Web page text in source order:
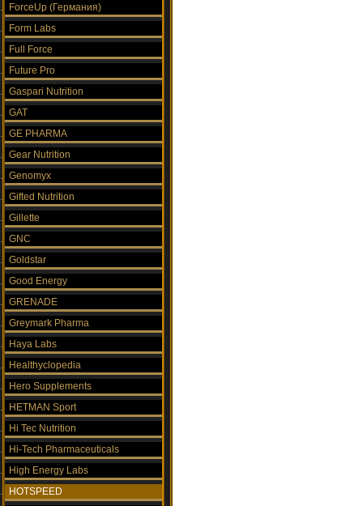
ForceUp (Германия)
Form Labs
Full Force
Future Pro
Gaspari Nutrition
GAT
GE PHARMA
Gear Nutrition
Genomyx
Gifted Nutrition
Gillette
GNC
Goldstar
Good Energy
GRENADE
Greymark Pharma
Haya Labs
Healthyclopedia
Hero Supplements
HETMAN Sport
Hi Tec Nutrition
Hi-Tech Pharmaceuticals
High Energy Labs
HOTSPEED